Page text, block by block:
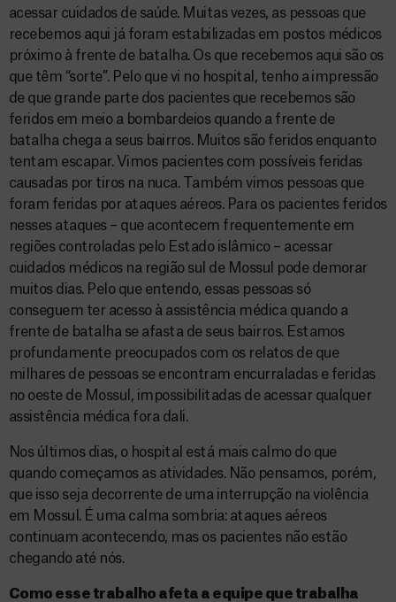
acessar cuidados de saúde. Muitas vezes, as pessoas que
recebemos aqui já foram estabilizadas em postos médicos
próximo à frente de batalha. Os que recebemos aqui são os
que têm “sorte”. Pelo que vi no hospital, tenho a impressão
de que grande parte dos pacientes que recebemos são
feridos em meio a bombardeios quando a frente de
batalha chega a seus bairros. Muitos são feridos enquanto
tentam escapar. Vimos pacientes com possíveis feridas
causadas por tiros na nuca. Também vimos pessoas que
foram feridas por ataques aéreos. Para os pacientes feridos
nesses ataques – que acontecem frequentemente em
regiões controladas pelo Estado islâmico – acessar
cuidados médicos na região sul de Mossul pode demorar
muitos dias. Pelo que entendo, essas pessoas só
conseguem ter acesso à assistência médica quando a
frente de batalha se afasta de seus bairros. Estamos
profundamente preocupados com os relatos de que
milhares de pessoas se encontram encurraladas e feridas
no oeste de Mossul, impossibilitadas de acessar qualquer
assistência médica fora dali.
Nos últimos dias, o hospital está mais calmo do que
quando começamos as atividades. Não pensamos, porém,
que isso seja decorrente de uma interrupção na violência
em Mossul. É uma calma sombria: ataques aéreos
continuam acontecendo, mas os pacientes não estão
chegando até nós.
Como esse trabalho afeta a equipe que trabalha